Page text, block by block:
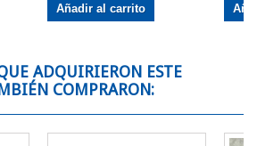
Añadir al carrito
ADQUIRIERON ESTE
COMPRARON: